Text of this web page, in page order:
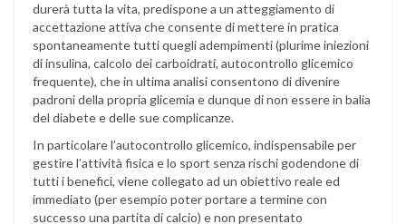
durerà tutta la vita, predispone a un atteggiamento di
accettazione attiva che consente di mettere in pratica
spontaneamente tutti quegli adempimenti (plurime iniezioni
di insulina, calcolo dei carboidrati, autocontrollo glicemico
frequente), che in ultima analisi consentono di divenire
padroni della propria glicemia e dunque di non essere in balia
del diabete e delle sue complicanze.
In particolare l’autocontrollo glicemico, indispensabile per
gestire l’attività fisica e lo sport senza rischi godendone di
tutti i benefici, viene collegato ad un obiettivo reale ed
immediato (per esempio poter portare a termine con
successo una partita di calcio) e non presentato